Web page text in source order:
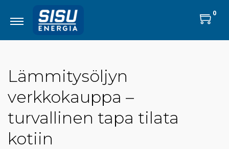
0
Lämmitysöljyn
verkkokauppa –
turvallinen tapa tilata
kotiin